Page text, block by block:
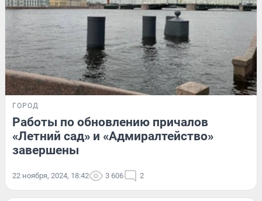
ГОРОД
Работы по обновлению причалов
«Летний сад» и «Адмиралтейство»
завершены
22 ноября, 2024, 18:42 3 606 2